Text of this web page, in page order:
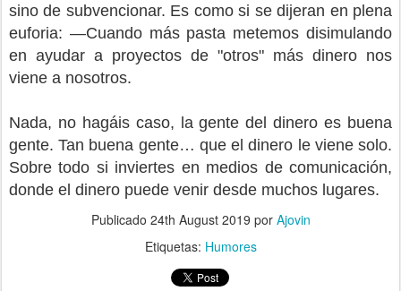
sino de subvencionar. Es como si se dijeran en plena
euforia: —Cuando más pasta metemos disimulando
en ayudar a proyectos de "otros" más dinero nos
viene a nosotros.
Nada, no hagáis caso, la gente del dinero es buena
gente. Tan buena gente… que el dinero le viene solo.
Sobre todo si inviertes en medios de comunicación,
donde el dinero puede venir desde muchos lugares.
Publicado 24th August 2019 por Ajovin
Etiquetas: Humores